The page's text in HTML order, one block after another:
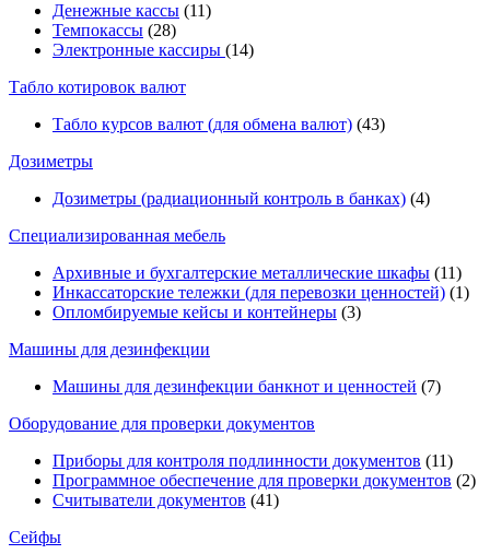
Денежные кассы (11)
Темпокассы (28)
Электронные кассиры (14)
Табло котировок валют
Табло курсов валют (для обмена валют) (43)
Дозиметры
Дозиметры (радиационный контроль в банках) (4)
Специализированная мебель
Архивные и бухгалтерские металлические шкафы (11)
Инкассаторские тележки (для перевозки ценностей) (1)
Опломбируемые кейсы и контейнеры (3)
Машины для дезинфекции
Машины для дезинфекции банкнот и ценностей (7)
Оборудование для проверки документов
Приборы для контроля подлинности документов (11)
Программное обеспечение для проверки документов (2)
Считыватели документов (41)
Сейфы